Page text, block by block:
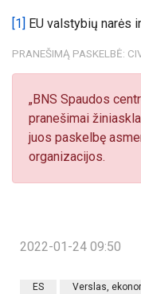
[1] EU valstybių narės
PRANEŠIMĄ PASKELBĖ:
„BNS Spaudos
pranešimai
juos paskelbę
organizacijos.
2022-01-24 09:50
ES Verslas,